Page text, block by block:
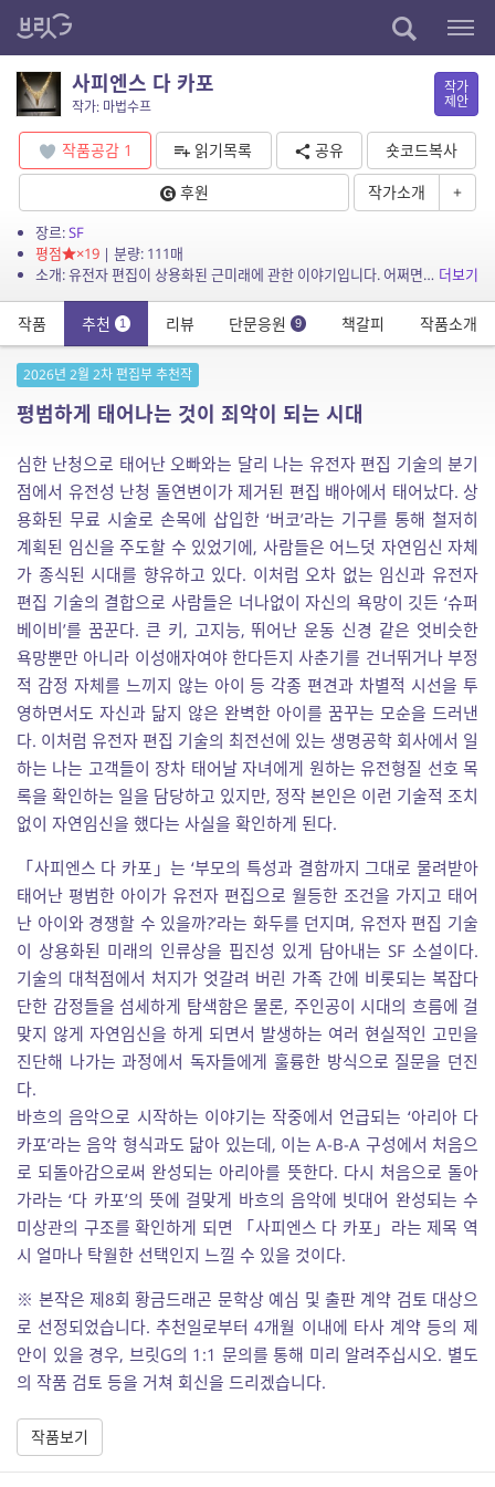
사피엔스 다 카포
작가: 마법수프
작가
제안
작품공감 1 읽기목록 공유
숏코드복사
후원
작가소개 +
장르:SF
평점
×19| 분량: 111매
소개: 유전자 편집이 상용화된 근미래에 관한 이야기입니다. 어쩌면 이런 상황이 이미 현실에 스며들고 있는지도 모르겠다는 생각이 듭니다. 더보기
작품 추천 1 리뷰 단문응원 9 책갈피 작품소개
2026년 2월 2차 편집부 추천작
평범하게 태어나는 것이 죄악이 되는 시대
심한 난청으로 태어난 오빠와는 달리 나는 유전자 편집 기술의 분기
점에서 유전성 난청 돌연변이가 제거된 편집 배아에서 태어났다. 상
용화된 무료 시술로 손목에 삽입한 ‘버코’라는 기구를 통해 철저히
계획된 임신을 주도할 수 있었기에, 사람들은 어느덧 자연임신 자체
가 종식된 시대를 향유하고 있다. 이처럼 오차 없는 임신과 유전자
편집 기술의 결합으로 사람들은 너나없이 자신의 욕망이 깃든 ‘슈퍼
베이비’를 꿈꾼다. 큰 키, 고지능, 뛰어난 운동 신경 같은 엇비슷한
욕망뿐만 아니라 이성애자여야 한다든지 사춘기를 건너뛰거나 부정
적 감정 자체를 느끼지 않는 아이 등 각종 편견과 차별적 시선을 투
영하면서도 자신과 닮지 않은 완벽한 아이를 꿈꾸는 모순을 드러낸
다. 이처럼 유전자 편집 기술의 최전선에 있는 생명공학 회사에서 일
하는 나는 고객들이 장차 태어날 자녀에게 원하는 유전형질 선호 목
록을 확인하는 일을 담당하고 있지만, 정작 본인은 이런 기술적 조치
없이 자연임신을 했다는 사실을 확인하게 된다.
「사피엔스 다 카포」는 ‘부모의 특성과 결함까지 그대로 물려받아
태어난 평범한 아이가 유전자 편집으로 월등한 조건을 가지고 태어
난 아이와 경쟁할 수 있을까?’라는 화두를 던지며, 유전자 편집 기술
이 상용화된 미래의 인류상을 핍진성 있게 담아내는 SF 소설이다.
기술의 대척점에서 처지가 엇갈려 버린 가족 간에 비롯되는 복잡다
단한 감정들을 섬세하게 탐색함은 물론, 주인공이 시대의 흐름에 걸
맞지 않게 자연임신을 하게 되면서 발생하는 여러 현실적인 고민을
진단해 나가는 과정에서 독자들에게 훌륭한 방식으로 질문을 던진
다.
바흐의 음악으로 시작하는 이야기는 작중에서 언급되는 ‘아리아 다
카포’라는 음악 형식과도 닮아 있는데, 이는 A-B-A 구성에서 처음으
로 되돌아감으로써 완성되는 아리아를 뜻한다. 다시 처음으로 돌아
가라는 ‘다 카포’의 뜻에 걸맞게 바흐의 음악에 빗대어 완성되는 수
미상관의 구조를 확인하게 되면 「사피엔스 다 카포」라는 제목 역
시 얼마나 탁월한 선택인지 느낄 수 있을 것이다.
※ 본작은 제8회 황금드래곤 문학상 예심 및 출판 계약 검토 대상으
로 선정되었습니다. 추천일로부터 4개월 이내에 타사 계약 등의 제
안이 있을 경우, 브릿G의 1:1 문의를 통해 미리 알려주십시오. 별도
의 작품 검토 등을 거쳐 회신을 드리겠습니다.
작품보기